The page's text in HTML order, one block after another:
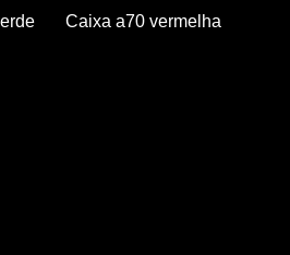
Caixa a70 vermelha